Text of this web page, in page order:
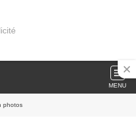
MENU
photos